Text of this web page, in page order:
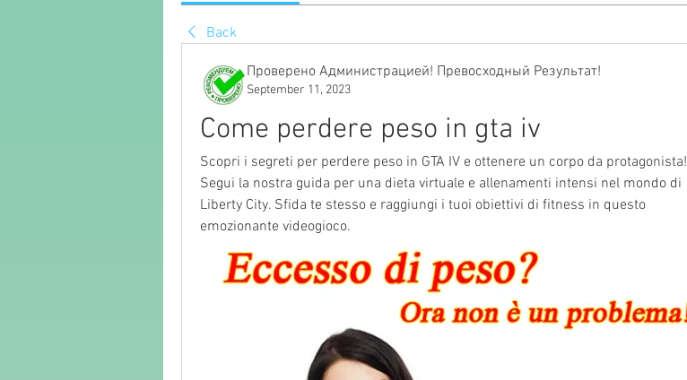
Back
Проверено Администрацией! Превосходный Результат!
September 11, 2023
Come perdere peso in gta iv
Scopri i segreti per perdere peso in GTA IV e ottenere un corpo da protagonista!
Segui la nostra guida per una dieta virtuale e allenamenti intensi nel mondo di
Liberty City. Sfida te stesso e raggiungi i tuoi obiettivi di fitness in questo
emozionante videogioco.